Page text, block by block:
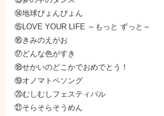
⑭地球ぴょんぴょん
⑮LOVE YOUR LIFE ～もっと ずっと～
⑯きみのえがお
⑰どんな色がすき
⑱せかいのどこかでおめでとう！
⑲オノマトペソング
⑳むしむしフェスティバル
㉑そらそらそうめん